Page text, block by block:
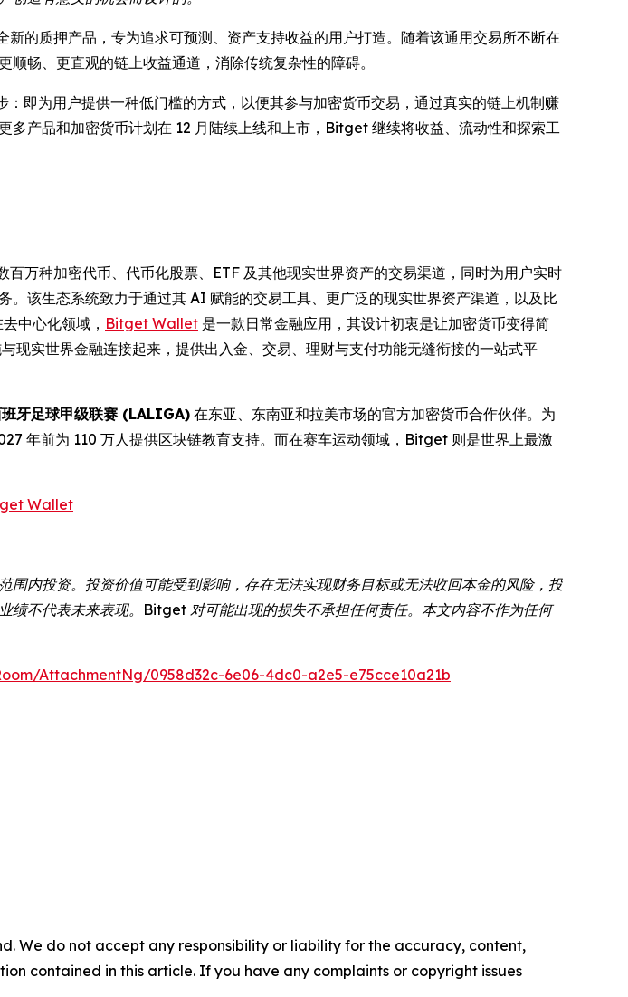
的质押产品，专为追求可预测、资产支持收益的用户打造。随着该通用交易所不断在
畅、更直观的链上收益通道，消除传统复杂性的障碍。
即为用户提供一种低门槛的方式，以便其参与加密货币交易，通过真实的链上机制赚
产品和加密货币计划在 12 月陆续上线和上市，Bitget 继续将收益、流动性和探索工
万种加密代币、代币化股票、ETF 及其他现实世界资产的交易渠道，同时为用户实时
。该生态系统致力于通过其 AI 赋能的交易工具、更广泛的现实世界资产渠道，以及比
中心化领域， Bitget Wallet 是一款日常金融应用，其设计初衷是让加密货币变得简
实世界金融连接起来，提供出入金、交易、理财与支付功能无缝衔接的一站式平
牙足球甲级联赛 (LALIGA)在东亚、东南亚和拉美市场的官方加密货币合作伙伴。为
年前为 110 万人提供区块链教育支持。而在赛车运动领域，Bitget 则是世界上最激
Wallet
内投资。投资价值可能受到影响，存在无法实现财务目标或无法收回本金的风险，投
绩不代表未来表现。Bitget 对可能出现的损失不承担任何责任。本文内容不作为任何
AttachmentNg/0958d32c-6e06-4dc0-a2e5-e75cce10a21b
We do not accept any responsibility or liability for the accuracy, content,
contained in this article. If you have any complaints or copyright issues